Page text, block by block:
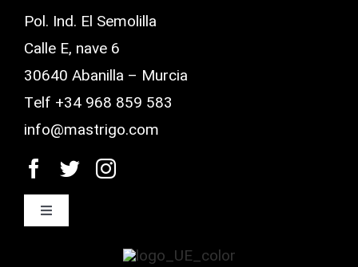
Pol. Ind. El Semolilla
Calle E, nave 6
30640 Abanilla – Murcia
Telf +34 968 859 583
info@mastrigo.com
Toggle